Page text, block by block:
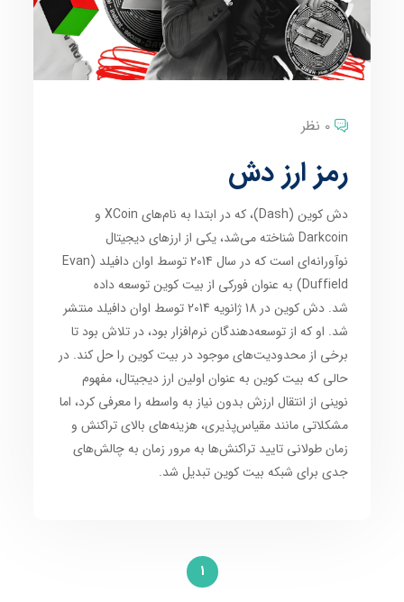
0 نظر
رمز ارز دش
دش کوین (Dash)، که در ابتدا به نام‌های XCoin و
Darkcoin شناخته می‌شد، یکی از ارزهای دیجیتال
نوآورانه‌ای است که در سال 2014 توسط اوان دافیلد (Evan
Duffield) به عنوان فورکی از بیت کوین توسعه داده
شد. دش کوین در 18 ژانویه 2014 توسط اوان دافیلد منتشر
شد. او که از توسعه‌دهندگان نرم‌افزار بود، در تلاش بود تا
برخی از محدودیت‌های موجود در بیت کوین را حل کند. در
حالی که بیت کوین به عنوان اولین ارز دیجیتال، مفهوم
نوینی از انتقال ارزش بدون نیاز به واسطه را معرفی کرد، اما
مشکلاتی مانند مقیاس‌پذیری، هزینه‌های بالای تراکنش و
زمان طولانی تایید تراکنش‌ها به مرور زمان به چالش‌های
جدی برای شبکه بیت کوین تبدیل شد.
1